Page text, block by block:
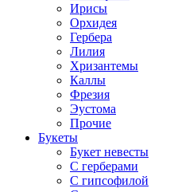
Ирисы
Орхидея
Гербера
Лилия
Хризантемы
Каллы
Фрезия
Эустома
Прочие
Букеты
Букет невесты
С герберами
С гипсофилой